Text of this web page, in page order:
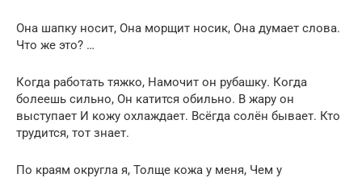
Она шапку носит, Она морщит носик, Она думает слова.
Что же это? …
Когда работать тяжко, Намочит он рубашку. Когда
болеешь сильно, Он катится обильно. В жару он
выступает И кожу охлаждает. Всёгда солён бывает. Кто
трудится, тот знает.
По краям округла я, Толще кожа у меня, Чем у